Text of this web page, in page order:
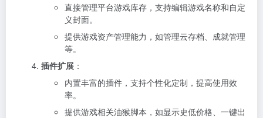
直接管理平台游戏库存，支持编辑游戏名称和自定
义封面。
提供游戏资产管理能力，如管理云存档、成就管理
等。
插件扩展 ：
内置丰富的插件，支持个性化定制，提高使用效
率。
提供游戏相关油猴脚本，如显示史低价格、一键出